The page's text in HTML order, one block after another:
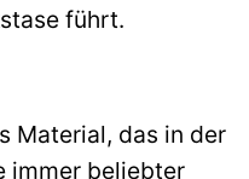
führt.
Material, das in der
immer beliebter